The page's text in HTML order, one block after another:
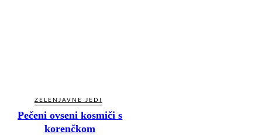
ZELENJAVNE JEDI
Pečeni ovseni kosmiči s
korenčkom